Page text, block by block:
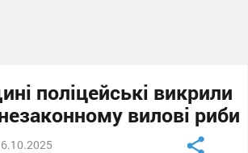
поліцейські викрили
вилові риби